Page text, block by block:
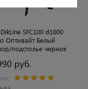
SFC100 d1000
Оптивайт Белый
подстолье черное
руб.